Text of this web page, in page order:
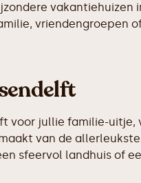
vakantiehuizen
vriendengroepen
voor jullie familie-
van de
sfeervol landhuis of